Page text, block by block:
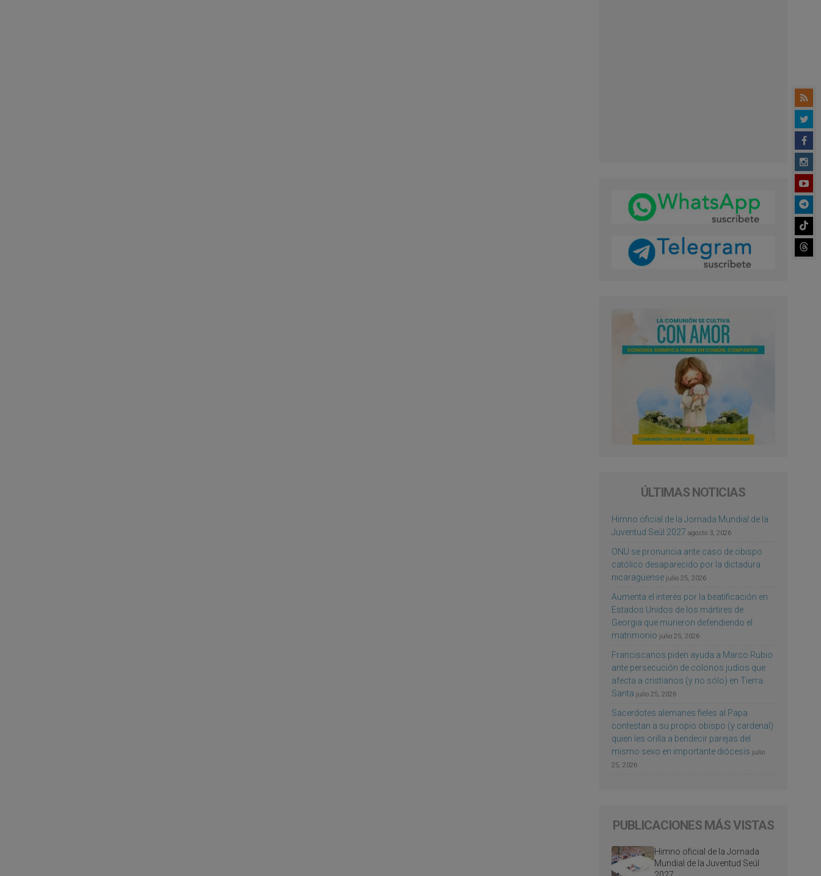
ÚLTIMAS NOTICIAS
Himno oficial de la Jornada Mundial de la
Juventud Seúl 2027 agosto 3, 2026
ONU se pronuncia ante caso de obispo
católico desaparecido por la dictadura
nicaragüense julio 25, 2026
Aumenta el interés por la beatificación en
Estados Unidos de los mártires de
Georgia que murieron defendiendo el
matrimonio julio 25, 2026
Franciscanos piden ayuda a Marco Rubio
ante persecución de colonos judíos que
afecta a cristianos (y no sólo) en Tierra
Santa julio 25, 2026
Sacerdotes alemanes fieles al Papa
contestan a su propio obispo (y cardenal)
quien les orilla a bendecir parejas del
mismo sexo en importante diócesis julio
25, 2026
PUBLICACIONES MÁS VISTAS
Himno oficial de la Jornada
Mundial de la Juventud Seúl